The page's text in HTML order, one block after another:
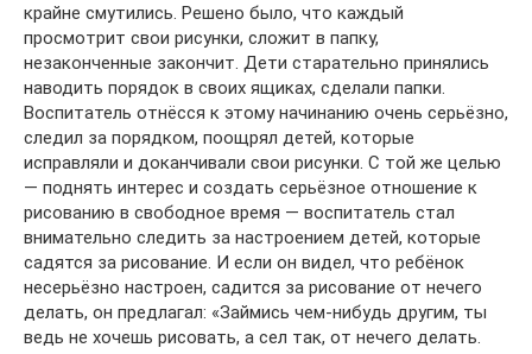
крайне смутились. Решено было, что каждый
просмотрит свои рисунки, сложит в папку,
незаконченные закончит. Дети старательно принялись
наводить порядок в своих ящиках, сделали папки.
Воспитатель отнёсся к этому начинанию очень серьёзно,
следил за порядком, поощрял детей, которые
исправляли и доканчивали свои рисунки. С той же целью
— поднять интерес и создать серьёзное отношение к
рисованию в свободное время — воспитатель стал
внимательно следить за настроением детей, которые
садятся за рисование. И если он видел, что ребёнок
несерьёзно настроен, садится за рисование от нечего
делать, он предлагал: «Займись чем-нибудь другим, ты
ведь не хочешь рисовать, а сел так, от нечего делать.